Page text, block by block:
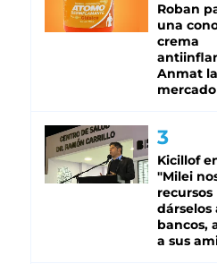
Roban
una
crema
Anmat
mercado
Kicillof
"Milei
recursos
dárselos
bancos,
a sus